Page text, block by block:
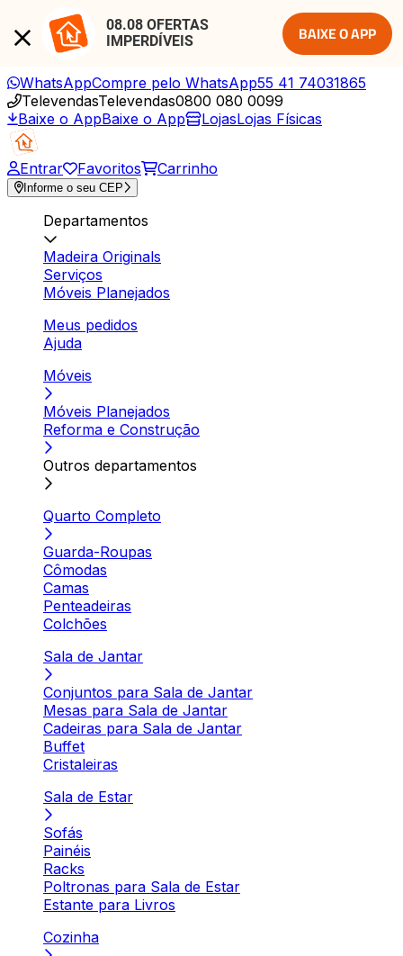
08.08 OFERTAS
IMPERDÍVEIS
BAIXE O APP
WhatsAppCompre pelo WhatsApp55 41 74031865
TelevendasTelevendas0800 080 0099
Baixe o AppBaixe o App LojasLojas Físicas
Entrar Favoritos Carrinho
Informe o seu CEP
Departamentos
Madeira Originals
Serviços
Móveis Planejados
Meus pedidos
Ajuda
Móveis
Móveis Planejados
Reforma e Construção
Outros departamentos
Quarto Completo
Guarda-Roupas
Cômodas
Camas
Penteadeiras
Colchões
Sala de Jantar
Conjuntos para Sala de Jantar
Mesas para Sala de Jantar
Cadeiras para Sala de Jantar
Buffet
Cristaleiras
Sala de Estar
Sofás
Painéis
Racks
Poltronas para Sala de Estar
Estante para Livros
Cozinha